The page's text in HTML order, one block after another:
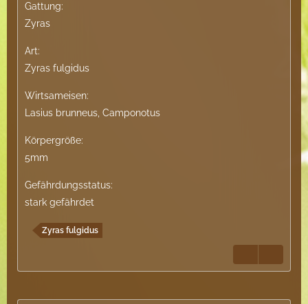
Gattung:
Zyras
Art:
Zyras fulgidus
Wirtsameisen:
Lasius brunneus, Camponotus
Körpergröße:
5mm
Gefährdungsstatus:
stark gefährdet
Zyras fulgidus